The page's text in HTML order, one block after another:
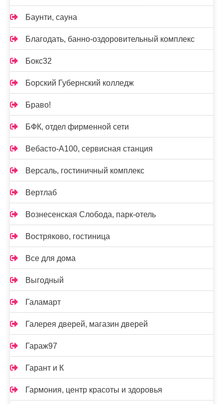
Баунти, сауна
Благодать, банно-оздоровительный комплекс
Бокс32
Борский Губернский колледж
Браво!
БФК, отдел фирменной сети
Вебасто-А100, сервисная станция
Версаль, гостиничный комплекс
Вертлаб
Вознесенская Слобода, парк-отель
Востряково, гостиница
Все для дома
Выгодный
Галамарт
Галерея дверей, магазин дверей
Гараж97
Гарант и К
Гармония, центр красоты и здоровья